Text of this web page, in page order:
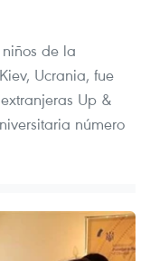
de la
Ucrania, fue
Up &
número